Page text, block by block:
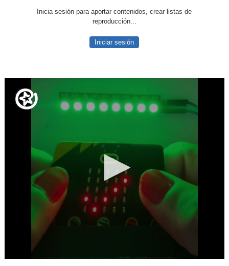
Inicia sesión para aportar contenidos, crear listas de
reproducción...
Iniciar sesión